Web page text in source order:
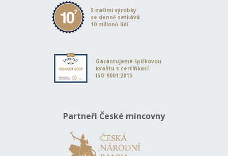
S našimi výrobky
se denně setkává
10 milionů lidí
Garantujeme špičkovou
kvalitu s certifikací
ISO 9001:2015
Partneři České mincovny